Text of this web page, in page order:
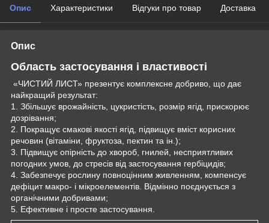
Опис Характеристики Відгуки про товар Доставка
Опис
Область застосування і властивості
«ЧИСТИЙ ЛИСТ» презентує комплексне добриво, що дає
найкращий результат:
1. Збільшує врожайність, цукристість, розмір ягід, прискорює
дозрівання;
2. Покращує смакові якості ягід, підвищує вміст корисних
речовин (вітаміни, фруктоза, пектин та ін.);
3. Підвищує опірність до хвороб, гнилей, несприятливих
погодних умов, до стресів від застосування гербіцидів;
4. Забезпечує рослину повноцінним живленням, компенсує
дефіцит макро- і мікроелементів. Відмінно поєднується з
органічними добривами;
5. Ефективне і просте застосування.